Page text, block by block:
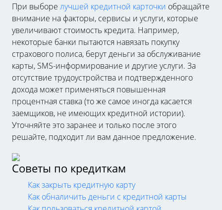
При выборе лучшей кредитной карточки обращайте
внимание на факторы, сервисы и услуги, которые
увеличивают стоимость кредита. Например,
некоторые банки пытаются навязать покупку
страхового полиса, берут деньги за обслуживание
карты, SMS-информирование и другие услуги. За
отсутствие трудоустройства и подтвержденного
дохода может применяться повышенная
процентная ставка (то же самое иногда касается
заемщиков, не имеющих кредитной истории).
Уточняйте это заранее и только после этого
решайте, подходит ли вам данное предложение.
Советы по кредиткам
Как закрыть кредитную карту
Как обналичить деньги с кредитной карты